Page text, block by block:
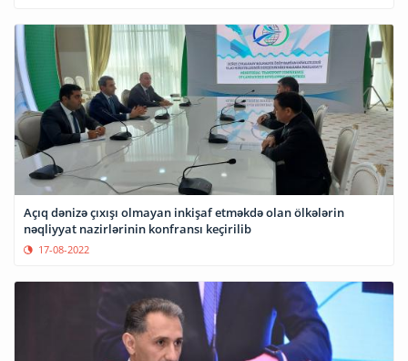
Açıq dənizə çıxışı olmayan inkişaf etməkdə olan ölkələrin
nəqliyyat nazirlərinin konfransı keçirilib
17-08-2022